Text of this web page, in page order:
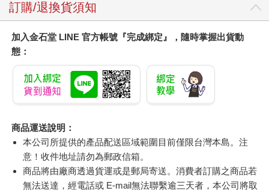
訂購/退換貨須知
加入金石堂 LINE 官方帳號『完成綁定』，隨時掌握出貨動
態：
商品運送說明：
本公司所提供的產品配送區域範圍目前僅限台灣本島。注
意！收件地址請勿為郵政信箱。
商品將由廠商透過貨運或是郵局寄送。消費者訂購之商品若
無法送達，經電話或 E-mail無法聯繫逾三天者，本公司將取